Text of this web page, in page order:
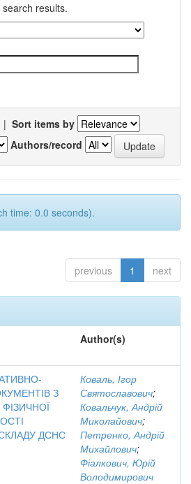
results.
| Sort items by
Authors/record
time: 0.0 seconds).
previous 1 next
Author(s)
З
ДСНС
Коваль, Ігор
Святославович;
Ковальчук, Андрій
Миколайович;
Петренко, Андрій
Михайлович;
Фіалкович, Юрій
Володимирович